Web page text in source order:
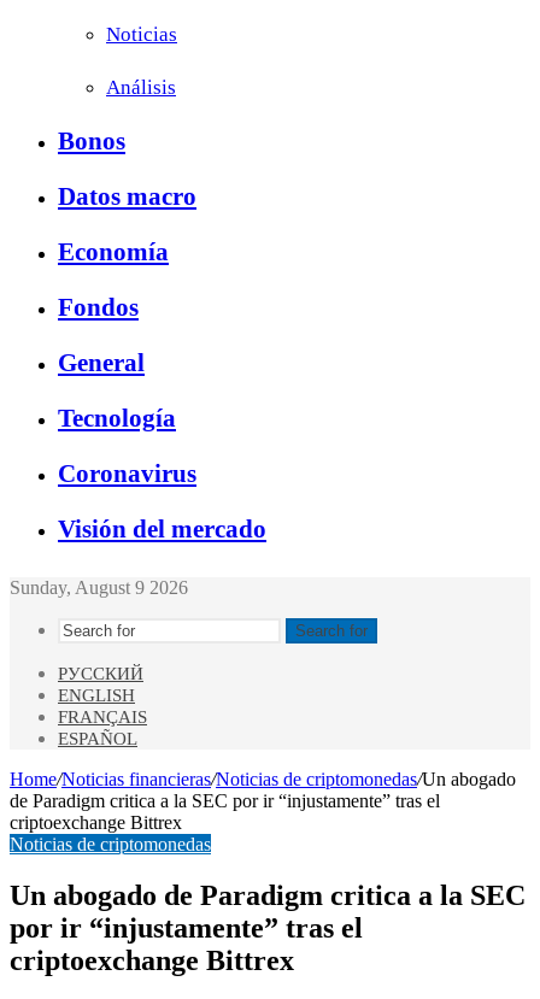
Noticias
Análisis
Bonos
Datos macro
Economía
Fondos
General
Tecnología
Coronavirus
Visión del mercado
Sunday, August 9 2026
Search for
РУССКИЙ
ENGLISH
FRANÇAIS
ESPAÑOL
Home/Noticias financieras/Noticias de criptomonedas/Un abogado
de Paradigm critica a la SEC por ir “injustamente” tras el
criptoexchange Bittrex
Noticias de criptomonedas
Un abogado de Paradigm critica a la SEC
por ir “injustamente” tras el
criptoexchange Bittrex